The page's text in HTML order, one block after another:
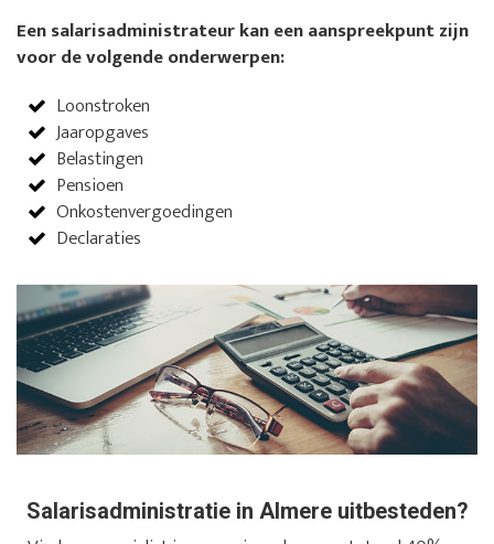
Een salarisadministrateur kan een aanspreekpunt zijn
voor de volgende onderwerpen:
Loonstroken
Jaaropgaves
Belastingen
Pensioen
Onkostenvergoedingen
Declaraties
Salarisadministratie in Almere uitbesteden?